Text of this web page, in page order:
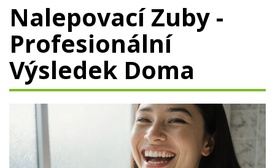
Nalepovací Zuby -
Profesionální
Výsledek Doma